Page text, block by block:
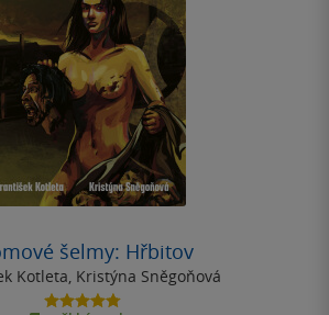
šelmy: Hřbitov
Kotleta, Kristýna Sněgoňová
4.8